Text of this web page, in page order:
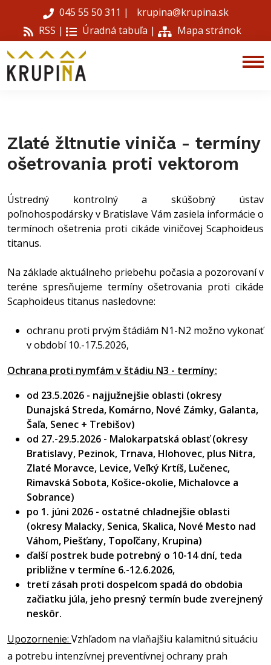
045 55 50 311 |
krupina@krupina.sk
RSS |
Úradná tabuľa | Mapa stránok
Zlaté žltnutie viniča - termíny
ošetrovania proti vektorom
Ústredný kontrolný a skúšobný ústav
poľnohospodársky v Bratislave Vám zasiela informácie o
termínoch ošetrenia proti cikáde viničovej Scaphoideus
titanus.
Na základe aktuálneho priebehu počasia a pozorovaní v
teréne spresňujeme termíny ošetrovania proti cikáde
Scaphoideus titanus nasledovne:
ochranu proti prvým štádiám N1-N2 možno vykonať
v období 10.-17.5.2026,
Ochrana proti nymfám v štádiu N3 - termíny:
od 23.5.2026 - najjužnejšie oblasti (okresy
Dunajská Streda, Komárno, Nové Zámky, Galanta,
Šaľa, Senec + Trebišov)
od 27.-29.5.2026 - Malokarpatská oblasť (okresy
Bratislavy, Pezinok, Trnava, Hlohovec, plus Nitra,
Zlaté Moravce, Levice, Veľký Krtíš, Lučenec,
Rimavská Sobota, Košice-okolie, Michalovce a
Sobrance)
po 1. júni 2026 - ostatné chladnejšie oblasti
(okresy Malacky, Senica, Skalica, Nové Mesto nad
Váhom, Piešťany, Topoľčany, Krupina)
ďalší postrek bude potrebný o 10-14 dní, teda
približne v termíne 6.-12.6.2026,
tretí zásah proti dospelcom spadá do obdobia
začiatku júla, jeho presný termín bude zverejnený
neskôr.
Upozornenie: Vzhľadom na vlaňajšiu kalamitnú situáciu
a potrebu intenzívnej preventívnej ochrany prah